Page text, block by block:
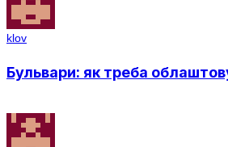
klov
Бульвари: як треба